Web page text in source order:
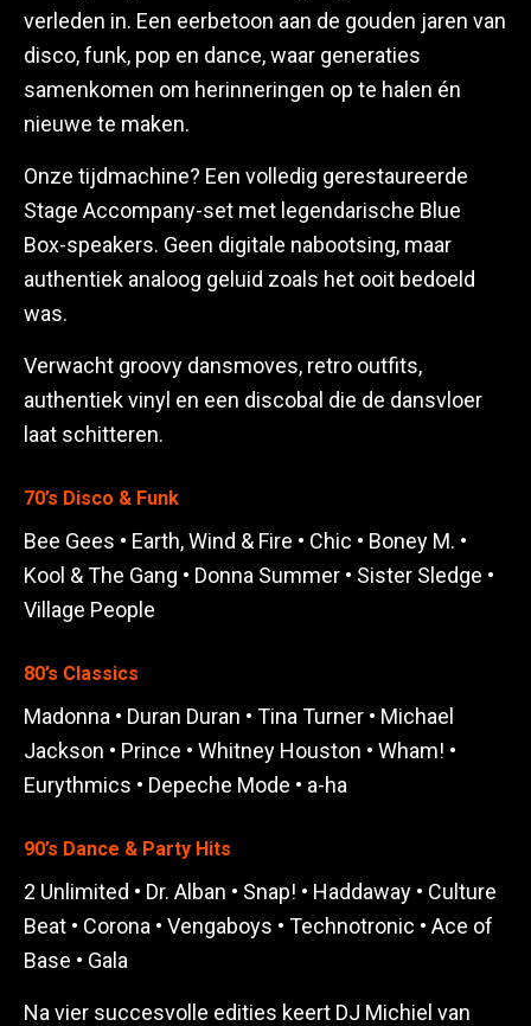
verleden in. Een eerbetoon aan de gouden jaren van
disco, funk, pop en dance, waar generaties
samenkomen om herinneringen op te halen én
nieuwe te maken.
Onze tijdmachine? Een volledig gerestaureerde
Stage Accompany-set met legendarische Blue
Box-speakers. Geen digitale nabootsing, maar
authentiek analoog geluid zoals het ooit bedoeld
was.
Verwacht groovy dansmoves, retro outfits,
authentiek vinyl en een discobal die de dansvloer
laat schitteren.
70’s Disco & Funk
Bee Gees • Earth, Wind & Fire • Chic • Boney M. •
Kool & The Gang • Donna Summer • Sister Sledge •
Village People
80’s Classics
Madonna • Duran Duran • Tina Turner • Michael
Jackson • Prince • Whitney Houston • Wham! •
Eurythmics • Depeche Mode • a-ha
90’s Dance & Party Hits
2 Unlimited • Dr. Alban • Snap! • Haddaway • Culture
Beat • Corona • Vengaboys • Technotronic • Ace of
Base • Gala
Na vier succesvolle edities keert DJ Michiel van